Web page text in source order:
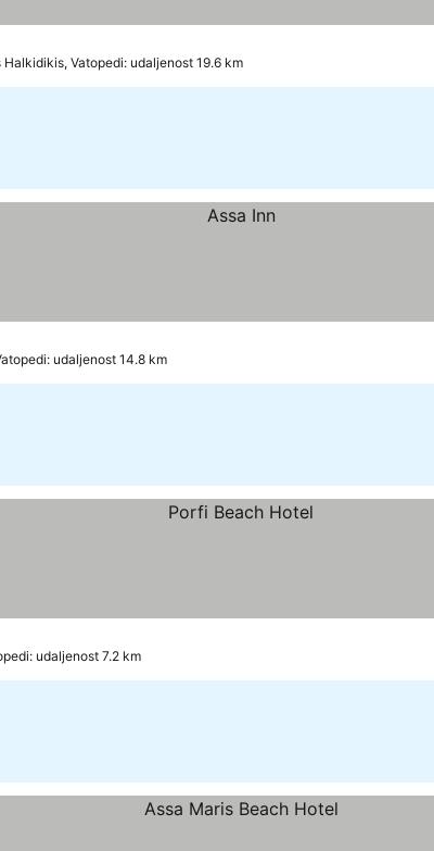
Halkidikis, Vatopedi: udaljenost 19.6 km
udaljenost 14.8 km
udaljenost 7.2 km